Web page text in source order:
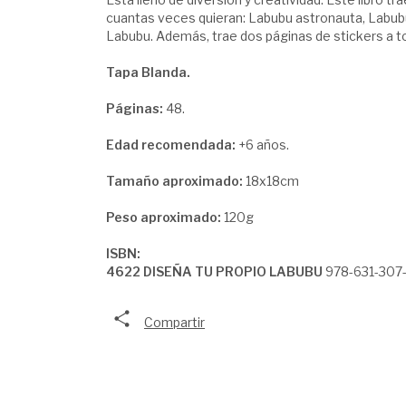
cuantas veces quieran: Labubu astronauta,
Labubu. Además, trae dos páginas de stickers a
Tapa Blanda.
Páginas: 48.
Edad recomendada: +6 años.
Tamaño aproximado: 18x18cm
Peso aproximado: 120g
ISBN:
4622 DISEÑA TU PROPIO LABUBU 978-631-
Compartir